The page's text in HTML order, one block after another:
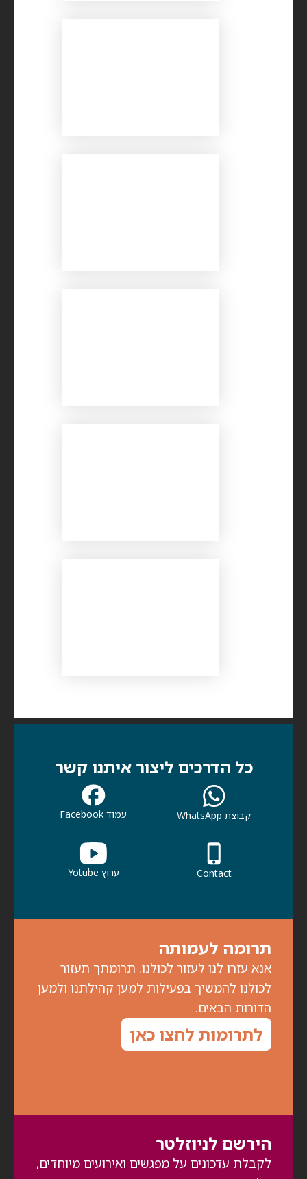
הירשם לניוזלטר
לקבלת עדכונים על מפגשים ואירועים מיוחדים,
תרומה לעמותה
אנא עזרו לנו לעזור לכולנו. תרומתך תעזור
לכולנו להמשיך בפעילות למען קהילתנו ולמען
הדורות הבאים.
לתרומות לחצו כאן
כל הדרכים ליצור איתנו קשר
קבוצת WhatsApp עמוד Facebook
Contact ערוץ Yotube